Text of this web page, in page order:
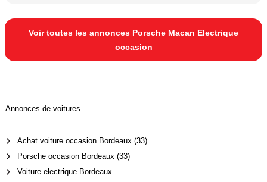
Voir toutes les annonces Porsche Macan Electrique
occasion
Annonces de voitures
Achat voiture occasion Bordeaux (33)
Porsche occasion Bordeaux (33)
Voiture electrique Bordeaux